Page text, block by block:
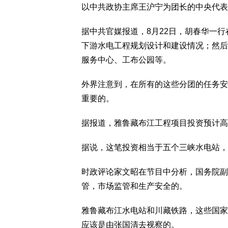
以中共政协主席王沪宁为团长的中央代
据中共官媒报道，8月22日，胡春华一
下游水电工程规划设计和建设情况；然
服务中心、工布公园等。
外界注意到，在所有的这些分团的任务
重要的。
据报道，雅鲁藏布江工程项目投资预计
据说，这笔投资相当于五个三峡水电站
时政评论家文昭在节目中分析，国务院
管，市场监管和生产安全的。
雅鲁藏布江水电站和川藏铁路，这些国
应该是由张国清去视察的。